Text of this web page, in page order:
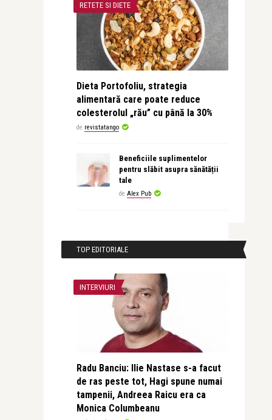
RETETE SI DIETE
Dieta Portofoliu, strategia
alimentară care poate reduce
colesterolul „rău” cu până la 30%
de revistatango
Beneficiile suplimentelor
pentru slăbit asupra sănătății
tale
de Alex Pub
TOP EDITORIALE
INTERVIURI
Radu Banciu: Ilie Nastase s-a facut
de ras peste tot, Hagi spune numai
tampenii, Andreea Raicu era ca
Monica Columbeanu